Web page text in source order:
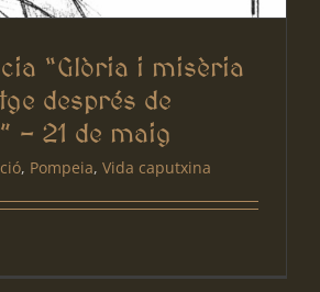
“Glòria i misèria
després de
– 21 de maig
, Pompeia, Vida caputxina